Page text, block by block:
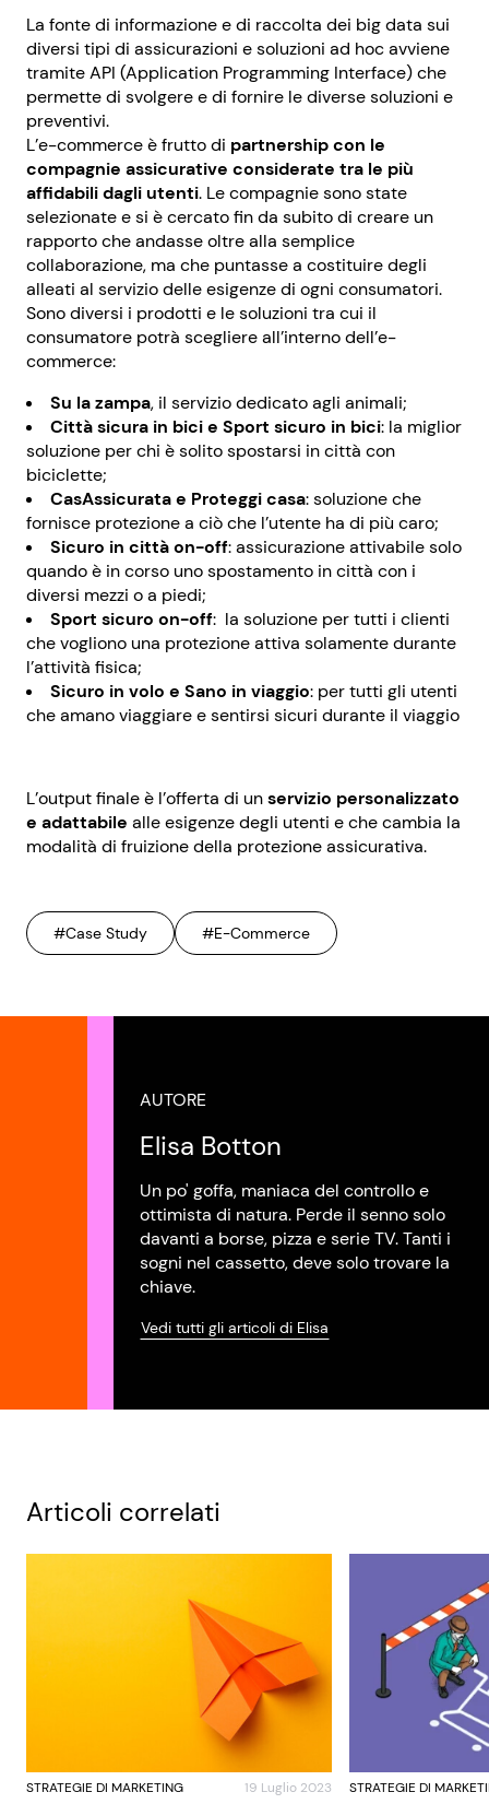
La fonte di informazione e di raccolta dei big data sui
diversi tipi di assicurazioni e soluzioni ad hoc avviene
tramite API (Application Programming Interface) che
permette di svolgere e di fornire le diverse soluzioni e
preventivi.
L’e-commerce è frutto di partnership con le
compagnie assicurative considerate tra le più
affidabili dagli utenti. Le compagnie sono state
selezionate e si è cercato fin da subito di creare un
rapporto che andasse oltre alla semplice
collaborazione, ma che puntasse a costituire degli
alleati al servizio delle esigenze di ogni consumatori.
Sono diversi i prodotti e le soluzioni tra cui il
consumatore potrà scegliere all’interno dell’e-
commerce:
Su la zampa, il servizio dedicato agli animali;
Città sicura in bici e Sport sicuro in bici: la miglior
soluzione per chi è solito spostarsi in città con
biciclette;
CasAssicurata e Proteggi casa: soluzione che
fornisce protezione a ciò che l’utente ha di più caro;
Sicuro in città on-off: assicurazione attivabile solo
quando è in corso uno spostamento in città con i
diversi mezzi o a piedi;
Sport sicuro on-off: la soluzione per tutti i clienti
che vogliono una protezione attiva solamente durante
l’attività fisica;
Sicuro in volo e Sano in viaggio: per tutti gli utenti
che amano viaggiare e sentirsi sicuri durante il viaggio
L’output finale è l’offerta di unservizio personalizzato
e adattabile alle esigenze degli utenti e che cambia la
modalità di fruizione della protezione assicurativa.
#Case Study #E-Commerce
AUTORE
Elisa Botton
Un po' goffa, maniaca del controllo e
ottimista di natura. Perde il senno solo
davanti a borse, pizza e serie TV. Tanti i
sogni nel cassetto, deve solo trovare la
chiave.
Vedi tutti gli articoli di Elisa
Articoli correlati
STRATEGIE DI MARKETING 19 Luglio 2023 STRATEGIE DI